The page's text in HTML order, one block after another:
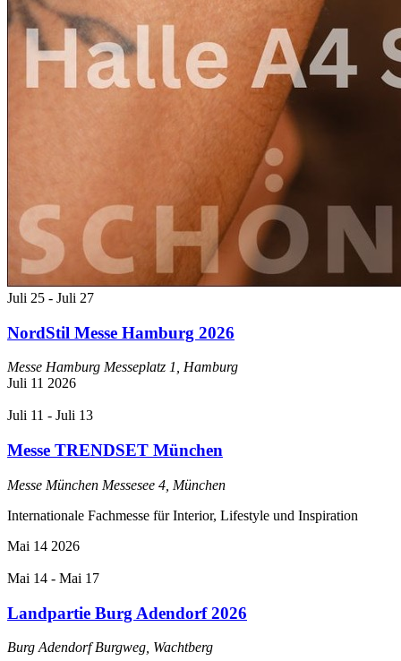
Juli 25 - Juli 27
NordStil Messe Hamburg 2026
Messe Hamburg Messeplatz 1, Hamburg
Juli 11 2026
Juli 11 - Juli 13
Messe TRENDSET München
Messe München Messesee 4, München
Internationale Fachmesse für Interior, Lifestyle und Inspiration
Mai 14 2026
Mai 14 - Mai 17
Landpartie Burg Adendorf 2026
Burg AdendorfBurgweg, Wachtberg